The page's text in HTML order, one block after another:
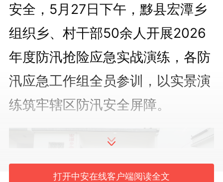
安全，5月27日下午，黟县宏潭乡
组织乡、村干部50余人开展2026
年度防汛抢险应急实战演练，各防
汛应急工作组全员参训，以实景演
练筑牢辖区防汛安全屏障。
打开中安在线客户端阅读全文